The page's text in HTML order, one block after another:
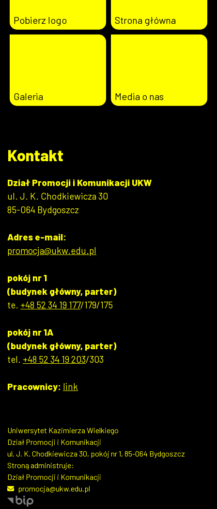
Pobierz logo Strona główna
Galeria Media o nas
Kontakt
Dział Promocji i Komunikacji UKW
ul. J. K. Chodkiewicza 30
85-064 Bydgoszcz
Adres e-mail:
promocja@ukw.edu.pl
pokój nr 1
(budynek główny, parter)
te. +48 52 34 19 177/179/175
pokój nr 1A
(budynek główny, parter)
tel. +48 52 34 19 203/303
Pracownicy: link
Uniwersytet Kazimierza Wielkiego
Dział Promocji i Komunikacji
ul. J. K. Chodkiewicza 30, pokój nr 1, 85-064 Bydgoszcz
Stroną administruje:
Dział Promocji i Komunikacji
promocja@ukw.edu.pl